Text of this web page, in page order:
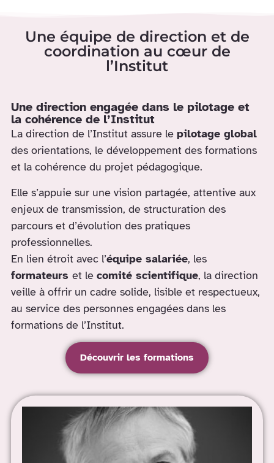
Une équipe de direction et de
coordination au cœur de
l’Institut
Une direction engagée dans le pilotage et
la cohérence de l’Institut
La direction de l’Institut assure le pilotage global
des orientations, le développement des formations
et la cohérence du projet pédagogique.
Elle s’appuie sur une vision partagée, attentive aux
enjeux de transmission, de structuration des
parcours et d’évolution des pratiques
professionnelles.
En lien étroit avec l’équipe salariée, les
formateurs et le comité scientifique, la direction
veille à offrir un cadre solide, lisible et respectueux,
au service des personnes engagées dans les
formations de l’Institut.
Découvrir les formations